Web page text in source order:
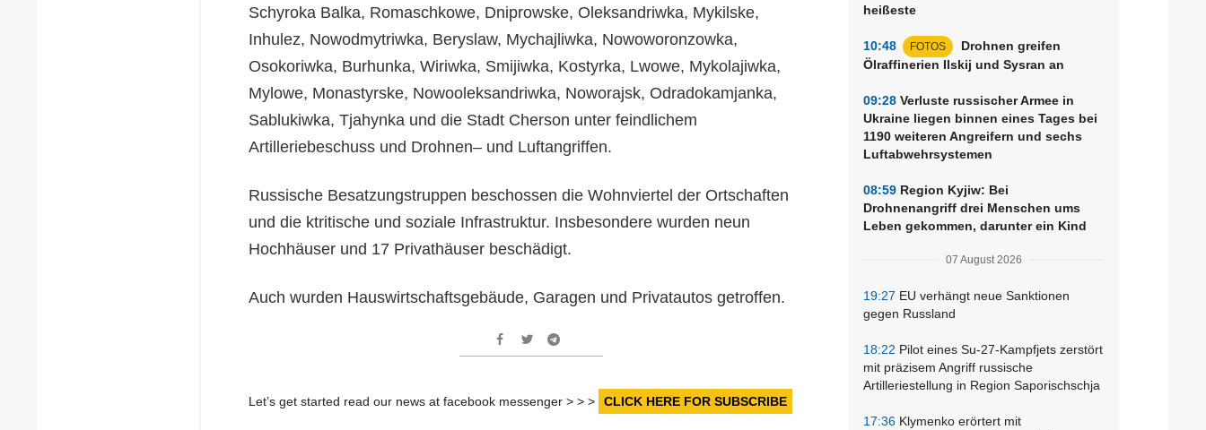
heißeste
10:48 FOTOS
Drohnen greifen
Ölraffinerien Ilskij und Sysran an
09:28 Verluste russischer Armee in
Ukraine liegen binnen eines Tages bei
1190 weiteren Angreifern und sechs
Luftabwehrsystemen
08:59 Region Kyjiw: Bei
Drohnenangriff drei Menschen ums
Leben gekommen, darunter ein Kind
07 August 2026
19:27 EU verhängt neue Sanktionen
gegen Russland
18:22 Pilot eines Su-27-Kampfjets zerstört
mit präzisem Angriff russische
Artilleriestellung in Region Saporischschja
17:36 Klymenko erörtert mit
Schyroka Balka, Romaschkowe, Dniprowske, Oleksandriwka, Mykilske,
Inhulez, Nowodmytriwka, Beryslaw, Mychajliwka, Nowoworonzowka,
Osokoriwka, Burhunka, Wiriwka, Smijiwka, Kostyrka, Lwowe, Mykolajiwka,
Mylowe, Monastyrske, Nowooleksandriwka, Noworajsk, Odradokamjanka,
Sablukiwka, Tjahynka und die Stadt Cherson unter feindlichem
Artilleriebeschuss und Drohnen– und Luftangriffen.
Russische Besatzungstruppen beschossen die Wohnviertel der Ortschaften
und die ktritische und soziale Infrastruktur. Insbesondere wurden neun
Hochhäuser und 17 Privathäuser beschädigt.
Auch wurden Hauswirtschaftsgebäude, Garagen und Privatautos getroffen.
Let’s get started read our news at facebook messenger > > > CLICK HERE FOR SUBSCRIBE